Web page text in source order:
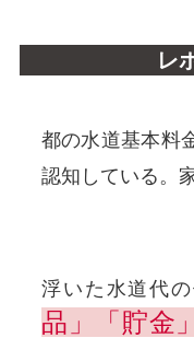
レ
都の水道基本料
認知している。
浮いた水道代
品」「貯金」